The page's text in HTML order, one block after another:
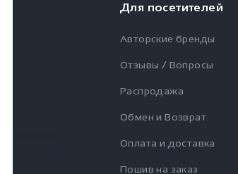
Для посетителей
Авторские бренды
Отзывы / Вопросы
Распродажа
Обмен и Возврат
Оплата и доставка
Пошив на заказ